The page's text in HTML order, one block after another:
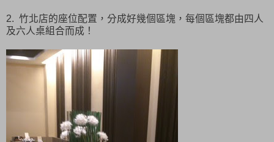
2. 竹北店的座位配置，分成好幾個區塊，每個區塊都由四人
及六人桌組合而成！